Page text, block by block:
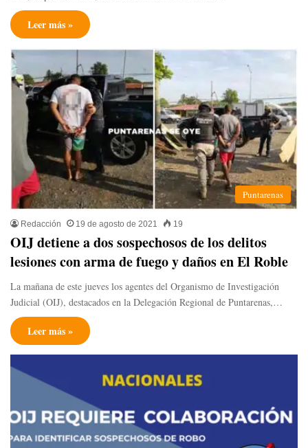
Leer más »
Puntarenas
Redacción 19 de agosto de 2021 19
OIJ detiene a dos sospechosos de los delitos
lesiones con arma de fuego y daños en El Roble
La mañana de este jueves los agentes del Organismo de Investigación
Judicial (OIJ), destacados en la Delegación Regional de Puntarenas,…
Leer más »